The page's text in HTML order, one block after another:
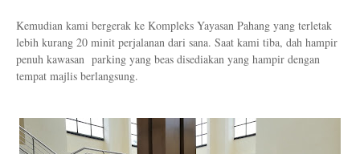
Kemudian kami bergerak ke Kompleks Yayasan Pahang yang terletak
lebih kurang 20 minit perjalanan dari sana. Saat kami tiba, dah hampir
penuh kawasan parking yang beas disediakan yang hampir dengan
tempat majlis berlangsung.